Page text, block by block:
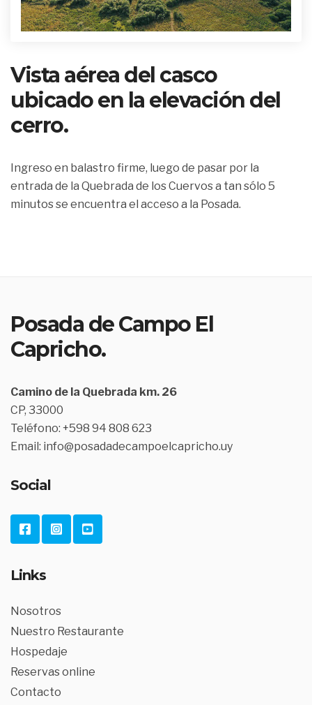
Vista aérea del casco
ubicado en la elevación del
cerro.
Ingreso en balastro firme, luego de pasar por la
entrada de la Quebrada de los Cuervos a tan sólo 5
minutos se encuentra el acceso a la Posada.
Posada de Campo El
Capricho.
Camino de la Quebrada km. 26
CP, 33000
Teléfono: +598 94 808 623
Email: info@posadadecampoelcapricho.uy
Social
Links
Nosotros
Nuestro Restaurante
Hospedaje
Reservas online
Contacto